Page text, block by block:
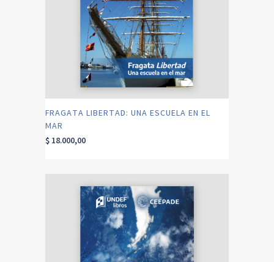
FRAGATA LIBERTAD: UNA ESCUELA EN EL
MAR
$ 18.000,00